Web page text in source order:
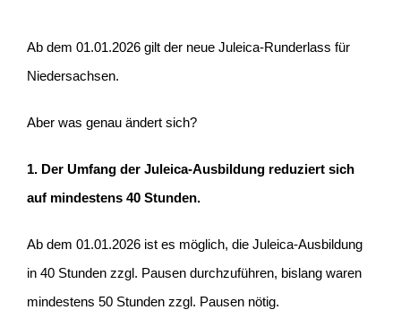
Ab dem 01.01.2026 gilt der neue Juleica-Runderlass für
Niedersachsen.
Aber was genau ändert sich?
1. Der Umfang der Juleica-Ausbildung reduziert sich
auf mindestens 40 Stunden.
Ab dem 01.01.2026 ist es möglich, die Juleica-Ausbildung
in 40 Stunden zzgl. Pausen durchzuführen, bislang waren
mindestens 50 Stunden zzgl. Pausen nötig.